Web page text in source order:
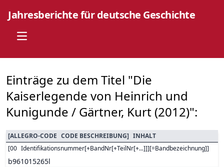
Jahresberichte für deutsche Geschichte
Open main menu
Einträge zu dem Titel "Die
Kaiserlegende von Heinrich und
Kunigunde / Gärtner, Kurt (2012)":
[ALLEGRO-CODE CODE BESCHREIBUNG] INHALT
[00 Identifikationsnummer[+BandNr[+TeilNr[+...]]][=Bandbezeichnung]]
b961015265l